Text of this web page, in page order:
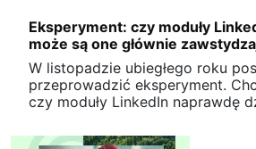
Eksperyment: czy moduły
może są one głównie
W listopadzie ubiegłego roku
przeprowadzić eksperyment.
czy moduły LinkedIn naprawdę